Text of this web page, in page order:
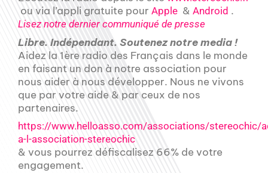
ou via l’appli gratuite pour Apple & Android .
Lisez notre dernier communiqué de presse
Libre. Indépendant. Soutenez notre media !
Aidez la 1ère radio des Français dans le monde
en faisant un don à notre association pour
nous aider à nous développer. Nous ne vivons
que par votre aide & par ceux de nos
partenaires.
https://www.helloasso.com/associations/stereochic/
a-l-association-stereochic
& vous pourrez défiscalisez 66% de votre
engagement.